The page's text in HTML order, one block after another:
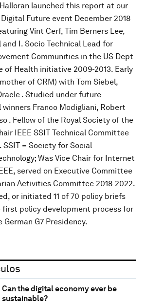
launched this report at our
Future event December 2018
Vint Cerf, Tim Berners Lee,
and I. Socio Technical Lead for
Communities in the US Dept
of Health initiative 2009-2013. Early
of CRM) with Tom Siebel,
. Studied under future
winners Franco Modigliani, Robert
. Fellow of the Royal Society of the
IEEE SSIT Technical Committee
= Society for Social
Was Vice Chair for Internet
served on Executive Committee
Activities Committee 2018-2022.
or initiated 11 of 70 policy briefs
first policy development process for
German G7 Presidency.
Can the digital economy ever be
sustainable?